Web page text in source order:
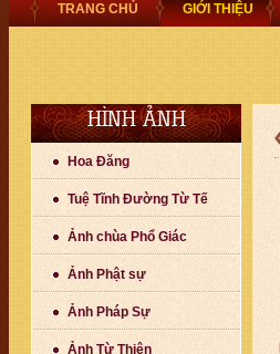
TRANG CHỦ GIỚI THIỆU
HÌNH ẢNH
Hoa Đăng
Tuệ Tĩnh Đường Từ Tế
Ảnh chùa Phổ Giác
Ảnh Phật sự
Ảnh Pháp Sự
Ảnh Từ Thiện